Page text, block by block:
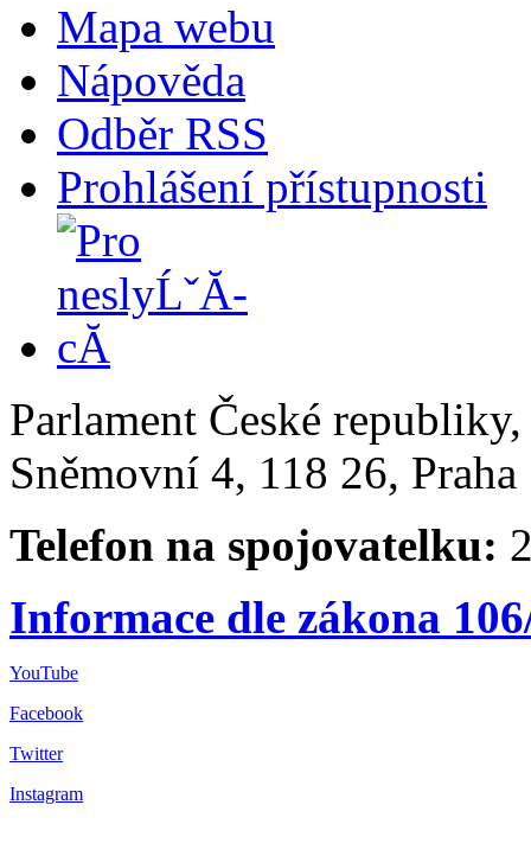
Mapa webu
Nápověda
Odběr RSS
Prohlášení přístupnosti
Parlament České
Sněmovní 4, 118 26,
Telefon na spojovatelku:
Informace dle zákona
YouTube
Facebook
Twitter
Instagram